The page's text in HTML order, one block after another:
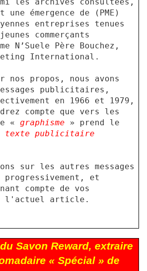
une émergence de (PME)
entreprises tenues
commerçants
N’Suele Père Bouchez,
International.
propos, nous avons
publicitaires,
en 1966 et 1979,
compte que vers les
« graphisme » prend le
texte publicitaire
sur les autres messages
et
compte de vos
l'actuel article.
Savon Reward, extraire
« Spécial » de